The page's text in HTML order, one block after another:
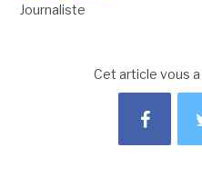
Journaliste
Cet article vous a